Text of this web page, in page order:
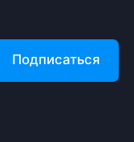
Подписаться